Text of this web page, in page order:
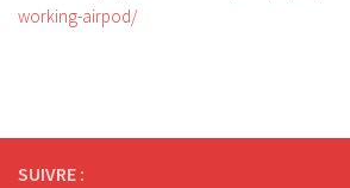
working-airpod/
SUIVRE :